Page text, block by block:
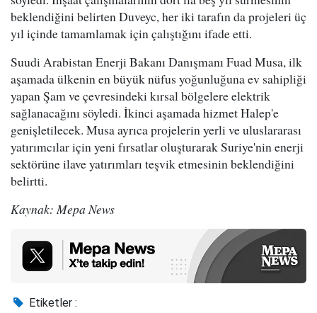
beklendiğini belirten Duveyc, her iki tarafın da projeleri üç
yıl içinde tamamlamak için çalıştığını ifade etti.
Suudi Arabistan Enerji Bakanı Danışmanı Fuad Musa, ilk
aşamada ülkenin en büyük nüfus yoğunluğuna ev sahipliği
yapan Şam ve çevresindeki kırsal bölgelere elektrik
sağlanacağını söyledi. İkinci aşamada hizmet Halep'e
genişletilecek. Musa ayrıca projelerin yerli ve uluslararası
yatırımcılar için yeni fırsatlar oluşturarak Suriye'nin enerji
sektörüne ilave yatırımları teşvik etmesinin beklendiğini
belirtti.
Kaynak: Mepa News
Etiketler :